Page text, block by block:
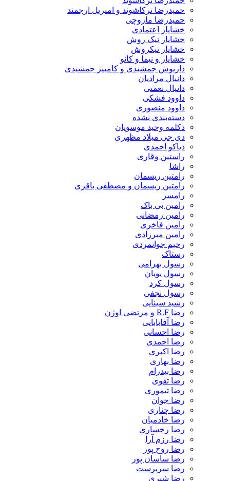
حمیدرضا ترکاشوند و امیریل ارجمند
حمیدرضا مازوچی
خشایار اعتمادی
خشایار نیک روش
خشایار نیکروش
خشایار و نیما و کانو
داریوش جمشیدی و کامبیز جمشیدی
دانیال مرادیان
دانیال نعمتی
داوود فشکی
داوود منصوری
دسته‌بندی نشده
دکلمه وحید موسویان
دی جی میلاد مظهری
دیاکو احمدی
راستین وقاری
راشا
رامتین ریسمان
رامتین ریسمان و مصطفی باقری
رامسز
رامین بی باک
رامین رمضانی
رامین فاخری
رامین میرزادی
رحیم جوانمردی
رستاک
رسول بهرامی
رسول پویان
رسول کرد
رسول نجفی
رشید سینایی
رضا R.F و مرتضی اوژن
رضا آقابابایی
رضا احسانی
رضا احمدی
رضا اکبری
رضا بهاری
رضا بیدرام
رضا تقوی
رضا تیموری
رضا جوان
رضا چناری
رضا خادمیان
رضا رخساری
رضا رزم آرا
رضا روح پور
رضا ساسان پور
رضا سرپرست
رضا شیری